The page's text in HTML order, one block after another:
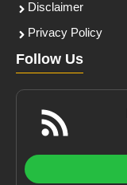
Disclaimer
Privacy Policy
Follow Us